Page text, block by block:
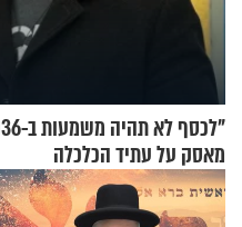
מאסק על עתיד הכלכלה